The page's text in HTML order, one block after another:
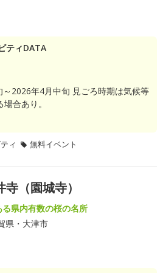
ティDATA
～2026年4月中旬 見ごろ時期は気候等
合あり。
ィ 無料イベント
寺（園城寺）
る県内有数の桜の名所
県・大津市